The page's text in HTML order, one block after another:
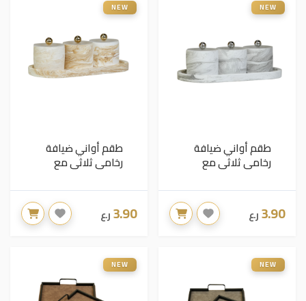
NEW
طقم أواني ضيافة
رخامي ثلاثي مع
وفضي )
3.90ر.ع
NEW
طقم أواني ضيافة
رخامي ثلاثي مع
ودهبي)
3.90ر.ع
NEW
NEW